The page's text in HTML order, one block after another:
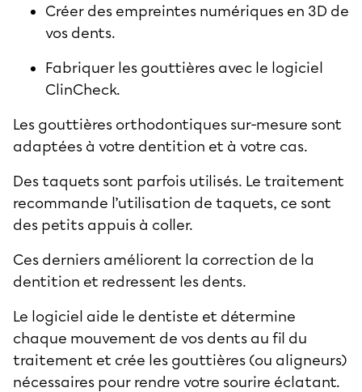
Créer des empreintes numériques en 3D de
vos dents.
Fabriquer les gouttières avec le logiciel
ClinCheck.
Les gouttières orthodontiques sur-mesure sont
adaptées à votre dentition et à votre cas.
Des taquets sont parfois utilisés. Le traitement
recommande l’utilisation de taquets, ce sont
des petits appuis à coller.
Ces derniers améliorent la correction de la
dentition et redressent les dents.
Le logiciel aide le dentiste et détermine
chaque mouvement de vos dents au fil du
traitement et crée les gouttières (ou aligneurs)
nécessaires pour rendre votre sourire éclatant.